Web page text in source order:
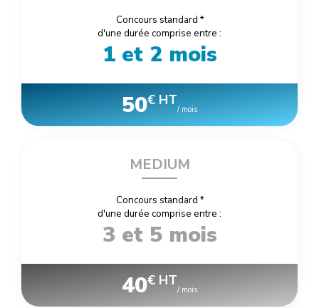
Concours standard *
d'une durée comprise entre :
1 et 2 mois
50€ HT
/ mois
MEDIUM
Concours standard *
d'une durée comprise entre :
3 et 5 mois
40€ HT
/ mois